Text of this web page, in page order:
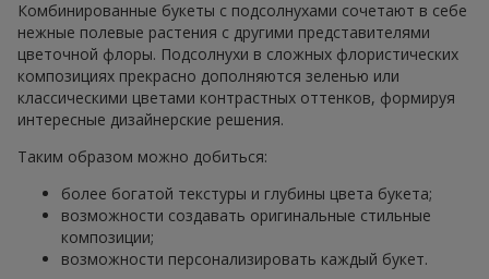
Комбинированные букеты с подсолнухами сочетают в себе
нежные полевые растения с другими представителями
цветочной флоры. Подсолнухи в сложных флористических
композициях прекрасно дополняются зеленью или
классическими цветами контрастных оттенков, формируя
интересные дизайнерские решения.
Таким образом можно добиться:
более богатой текстуры и глубины цвета букета;
возможности создавать оригинальные стильные
композиции;
возможности персонализировать каждый букет.